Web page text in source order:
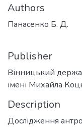
Authors
Панасенко Б. Д.
Publisher
Вінницький
імені Михайла
Description
Дослідження